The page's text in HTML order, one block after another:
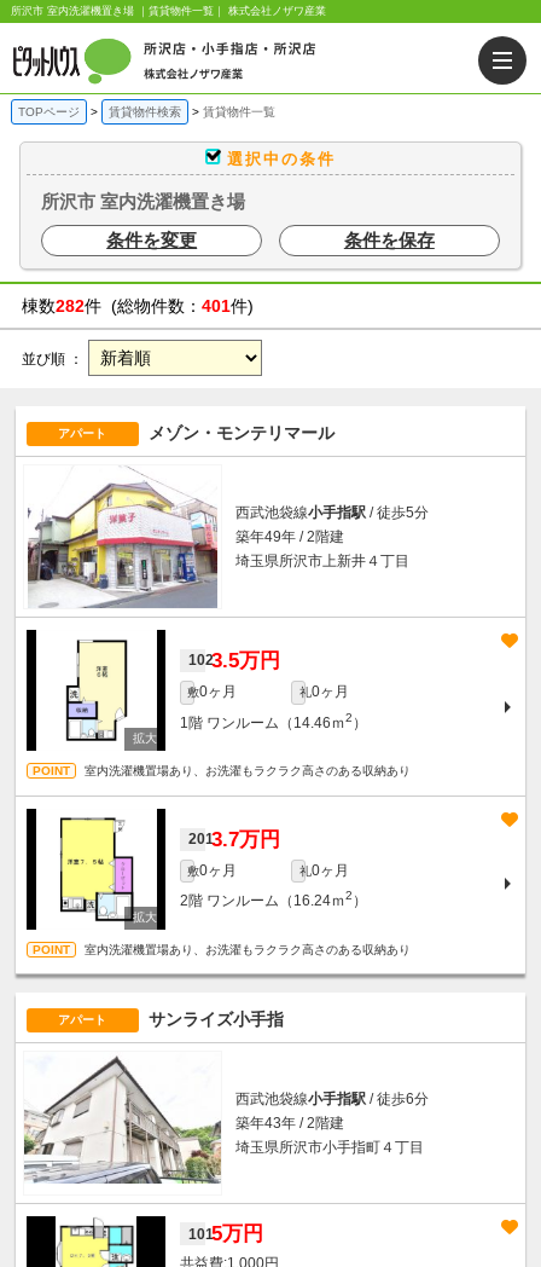
所沢市 室内洗濯機置き場 ｜賃貸物件一覧｜ 株式会社ノザワ産業
TOPページ 賃貸物件検索 賃貸物件一覧
選択中の条件
所沢市 室内洗濯機置き場
条件を変更
条件を保存
棟数282件 (総物件数： 401件)
並び順 ：
アパート メゾン・モンテリマール
西武池袋線小手指駅 / 徒歩5分
築年49年 / 2階建
埼玉県所沢市上新井４丁目
1023.5万円
敷0ヶ月 礼0ヶ月
1階 ワンルーム（14.46ｍ2 ）
室内洗濯機置場あり、お洗濯もラクラク高さのある収納あり
2013.7万円
敷0ヶ月 礼0ヶ月
2階 ワンルーム（16.24ｍ2 ）
室内洗濯機置場あり、お洗濯もラクラク高さのある収納あり
アパート サンライズ小手指
西武池袋線小手指駅 / 徒歩6分
築年43年 / 2階建
埼玉県所沢市小手指町４丁目
1015万円
1,000円